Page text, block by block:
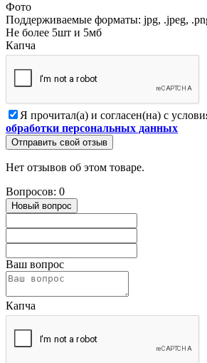
Фото
Поддерживаемые форматы: jpg, .jpeg,
Не более 5шт и 5мб
Капча
Я прочитал(а) и согласен(на) с
обработки персональных данных
Отправить свой отзыв
Нет отзывов об этом товаре.
Вопросов: 0
Новый вопрос
Ваш вопрос
Капча